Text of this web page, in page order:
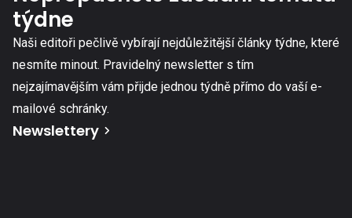
týdne
Naši editoři pečlivě vybírají nejdůležitější články týdne, které
nesmíte minout. Pravidelný newsletter s tím
nejzajímavějším vám přijde jednou týdně přímo do vaší e-
mailové schránky.
Newslettery